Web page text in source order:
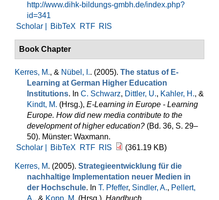
http://www.dihk-bildungs-gmbh.de/index.php?
id=341
Scholar |
BibTeX RTF RIS
Book Chapter
Kerres, M., & Nübel, I.. (2005). The status of E-
Learning at German Higher Education
Institutions. In C. Schwarz, Dittler, U., Kahler, H., &
Kindt, M. (Hrsg.), E-Learning in Europe - Learning
Europe. How did new media contribute to the
development of higher education? (Bd. 36, S. 29–
50). Münster: Waxmann.
Scholar |
BibTeX RTF RIS (361.19 KB)
Kerres, M. (2005). Strategieentwicklung für die
nachhaltige Implementation neuer Medien in
der Hochschule. In T. Pfeffer, Sindler, A., Pellert,
A., & Kopp, M. (Hrsg.), Handbuch